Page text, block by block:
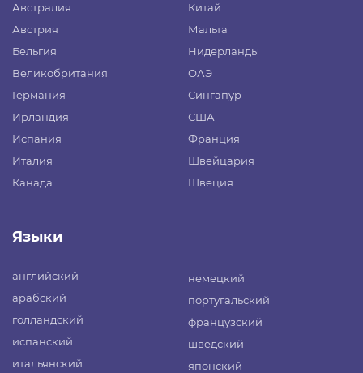
Австралия
Австрия
Бельгия
Великобритания
Германия
Ирландия
Испания
Италия
Канада
Китай
Мальта
Нидерланды
ОАЭ
Сингапур
США
Франция
Швейцария
Швеция
Языки
английский
арабский
голландский
испанский
итальянский
немецкий
португальский
французский
шведский
японский